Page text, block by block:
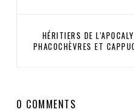
HÉRITIERS DE
PHACOCHÈVRES ET
0 COMMENTS